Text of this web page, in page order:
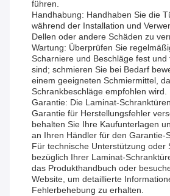
führen.
Handhabung: Handhaben Sie die
während der Installation und
Dellen oder andere Schäden zu
Wartung: Überprüfen Sie
Scharniere und Beschläge fest und
sind; schmieren Sie bei Bedarf
einem geeigneten Schmiermittel,
Schrankbeschläge empfohlen wird.
Garantie: Die Laminat-
Garantie für Herstellungsfehler
behalten Sie Ihre Kaufunterlagen
an Ihren Händler für den Garantie-
Für technische Unterstützung oder
bezüglich Ihrer Laminat-
das Produkthandbuch oder
Website, um detaillierte
Fehlerbehebung zu erhalten.